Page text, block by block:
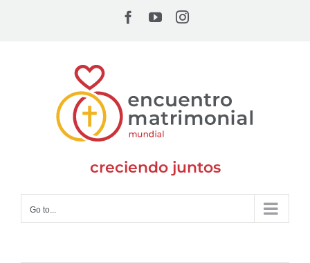
Facebook
YouTubeInstagram
creciendo juntos
Go to...